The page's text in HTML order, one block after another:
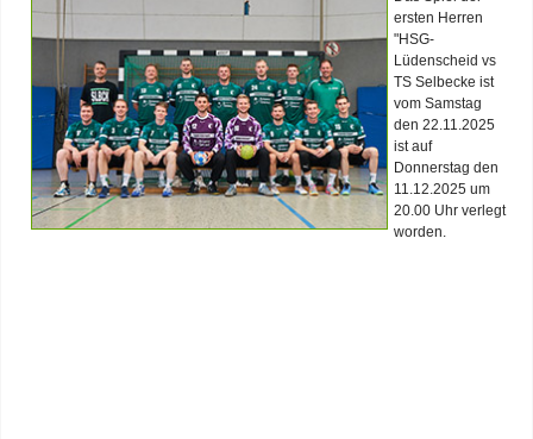
ersten Herren
"HSG-
Lüdenscheid vs
TS Selbecke ist
vom Samstag
den 22.11.2025
ist auf
Donnerstag den
11.12.2025 um
20.00 Uhr verlegt
worden.